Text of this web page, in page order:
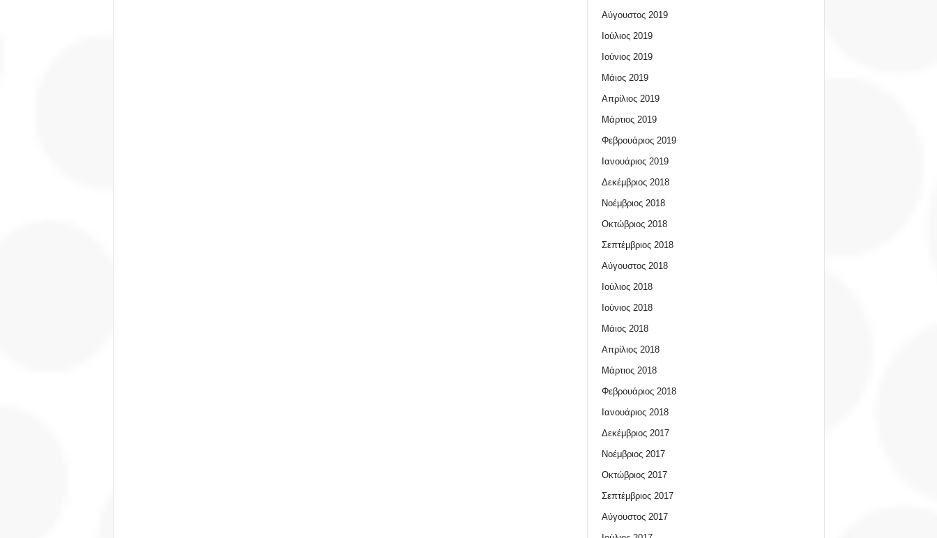
Αύγουστος 2019
Ιούλιος 2019
Ιούνιος 2019
Μάιος 2019
Απρίλιος 2019
Μάρτιος 2019
Φεβρουάριος 2019
Ιανουάριος 2019
Δεκέμβριος 2018
Νοέμβριος 2018
Οκτώβριος 2018
Σεπτέμβριος 2018
Αύγουστος 2018
Ιούλιος 2018
Ιούνιος 2018
Μάιος 2018
Απρίλιος 2018
Μάρτιος 2018
Φεβρουάριος 2018
Ιανουάριος 2018
Δεκέμβριος 2017
Νοέμβριος 2017
Οκτώβριος 2017
Σεπτέμβριος 2017
Αύγουστος 2017